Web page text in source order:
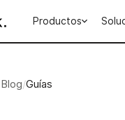
Productos
Blog/Guías